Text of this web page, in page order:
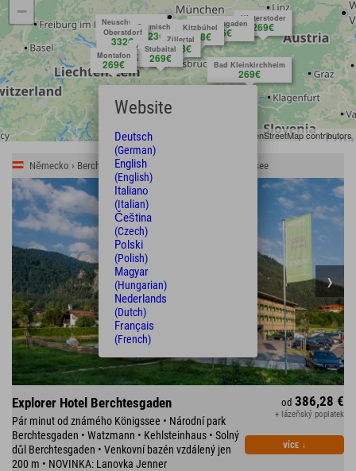
Berchtesgaden
386€
Zillertal
278€
Stubaital
269€
Ötztal
269€
Oberstdorf
332€
Neuschwanstein
305€
Montafon
269€
Kitzbühel
278€
Hinterstoder
269€
Garmisch
323€
Bad Kleinkirchheim
269€
request
−
| Map data © OpenStreetMap contributors
Německo › Berchtesgadener Land › Schönau am Königssee
Explorer Hotel Berchtesgaden
Pár minut od známého Königssee • Národní park
Berchtesgaden • Watzmann • Kehlsteinhaus • Solný
důl Berchtesgaden • Venkovní bazén vzdálený jen
200 m • NOVINKA: Lanovka Jenner
od 386,28 €
+ lázeňský poplatek
VÍCE ↓
Website
Deutsch
(German)
English
(English)
Italiano
(Italian)
Čeština
(Czech)
Polski
(Polish)
Magyar
(Hungarian)
Nederlands
(Dutch)
Français
(French)